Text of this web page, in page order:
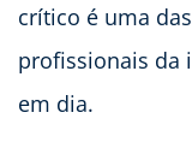
crítico é uma
profissionais da
em dia.